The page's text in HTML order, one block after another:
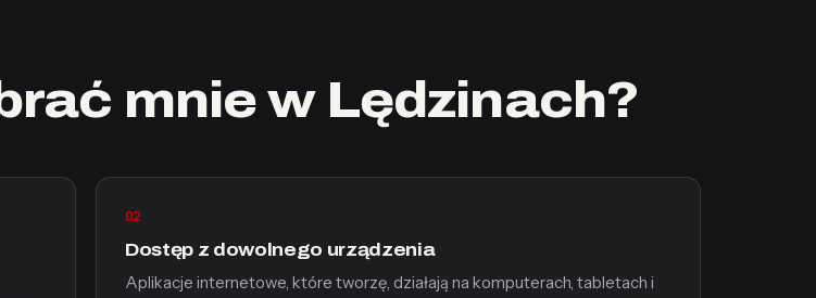
mnie w Lędzinach?
02
Dostęp z dowolnego urządzenia
Aplikacje internetowe, które tworzę, działają na komputerach, tabletach i